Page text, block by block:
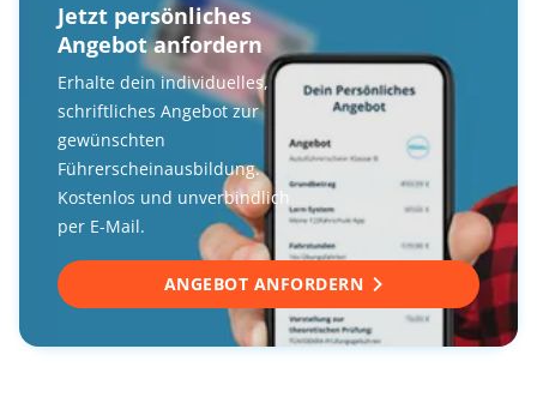
Jetzt persönliches
Angebot anfordern
Erhalte dein individuelles,
schriftliches Angebot zur
gewünschten
Führerscheinausbildung.
Kostenlos und unverbindlich
per E-Mail.
ANGEBOT ANFORDERN